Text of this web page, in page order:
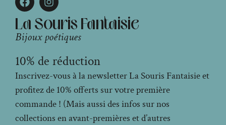
La Souris Fantaisie
Bijoux poétiques
10% de réduction
Inscrivez-vous à la newsletter La Souris Fantaisie et
profitez de 10% offerts sur votre première
commande ! (Mais aussi des infos sur nos
collections en avant-premières et d’autres